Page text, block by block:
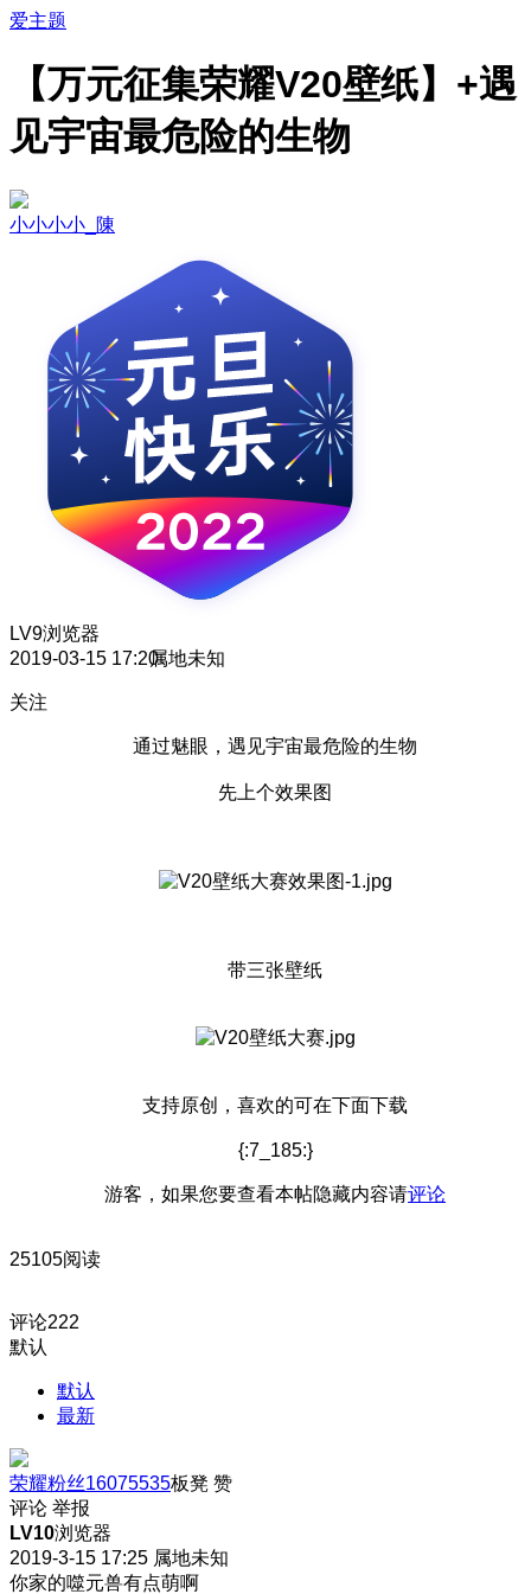
爱主题
【万元征集荣耀V20壁纸】+遇
见宇宙最危险的生物
小小小小_陳
LV9浏览器
2019-03-15 17:20属地未知
关注
通过魅眼，遇见宇宙最危险的生物
先上个效果图
带三张壁纸
支持原创，喜欢的可在下面下载
{:7_185:}
游客，如果您要查看本帖隐藏内容请评论
25105阅读
评论222
默认
默认
最新
荣耀粉丝16075535板凳 赞
评论 举报
LV10浏览器
2019-3-15 17:25 属地未知
你家的噬元兽有点萌啊